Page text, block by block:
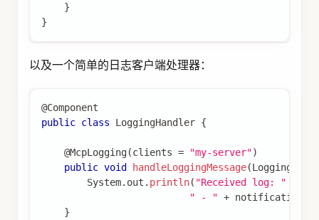
}
}
以及一个简单的日志客户端处理器：
@Component
public class LoggingHandler {
@McpLogging(clients = "my-server")
public void handleLoggingMessage(
System. out . println( "Received log: "
" - " + notification
}